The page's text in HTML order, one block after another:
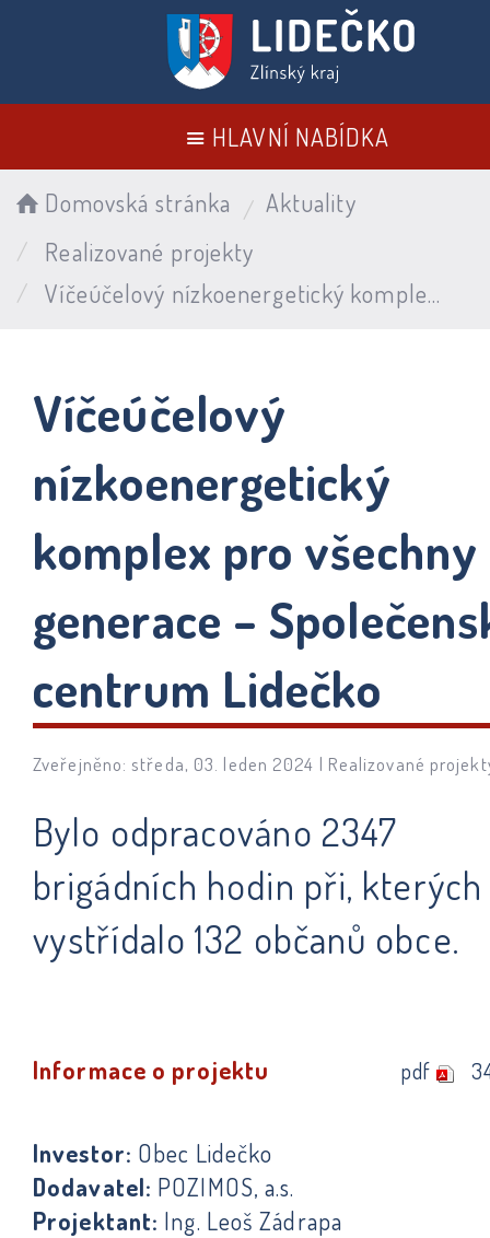
HLAVNÍ NABÍDKA
Domovská stránka
Aktuality
Realizované projekty
Víčeúčelový nízkoenergetický komplex pro všechny generace – Společenské centrum Lidečko
Víčeúčelový
nízkoenergetický
komplex pro všechny
generace –
centrum Lidečko
Zveřejněno: středa, 03. leden 2024 | Realizované
Bylo odpracováno 2347
brigádních hodin při, kterých
vystřídalo 132 občanů obce.
Informace o projektu pdf
Investor: Obec Lidečko
Dodavatel: POZIMOS, a.s.
Projektant: Ing. Leoš Zádrapa